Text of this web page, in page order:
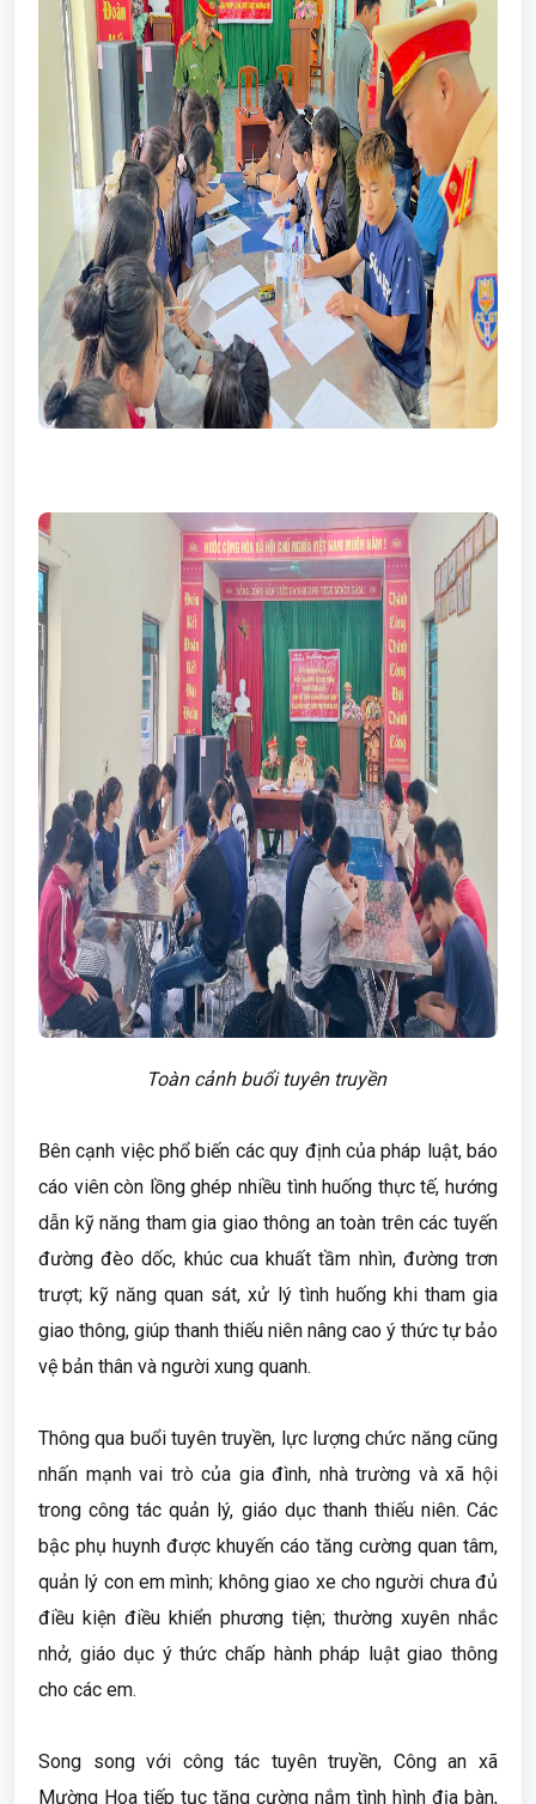
Toàn cảnh buổi tuyên truyền
Bên cạnh việc phổ biến các quy định của pháp luật, báo
cáo viên còn lồng ghép nhiều tình huống thực tế, hướng
dẫn kỹ năng tham gia giao thông an toàn trên các tuyến
đường đèo dốc, khúc cua khuất tầm nhìn, đường trơn
trượt; kỹ năng quan sát, xử lý tình huống khi tham gia
giao thông, giúp thanh thiếu niên nâng cao ý thức tự bảo
vệ bản thân và người xung quanh.
Thông qua buổi tuyên truyền, lực lượng chức năng cũng
nhấn mạnh vai trò của gia đình, nhà trường và xã hội
trong công tác quản lý, giáo dục thanh thiếu niên. Các
bậc phụ huynh được khuyến cáo tăng cường quan tâm,
quản lý con em mình; không giao xe cho người chưa đủ
điều kiện điều khiển phương tiện; thường xuyên nhắc
nhở, giáo dục ý thức chấp hành pháp luật giao thông
cho các em.
Song song với công tác tuyên truyền, Công an xã
Mường Hoa tiếp tục tăng cường nắm tình hình địa bàn,